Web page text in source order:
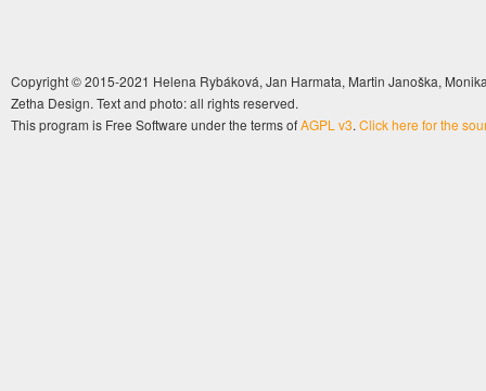
Copyright © 2015-2021 Helena Rybáková, Jan Harmata, Martin Janoška,
Zetha Design. Text and photo: all rights reserved.
This program is Free Software under the terms ofAGPL v3. Click here for the